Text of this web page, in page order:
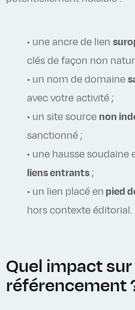
• une ancre de lien
clés de façon non
• un nom de domaine
avec votre activité ;
• un site source non
sanctionné ;
• une hausse
liens entrants ;
• un lien placé en pied
hors contexte éditorial.
Quel impact sur
référencement